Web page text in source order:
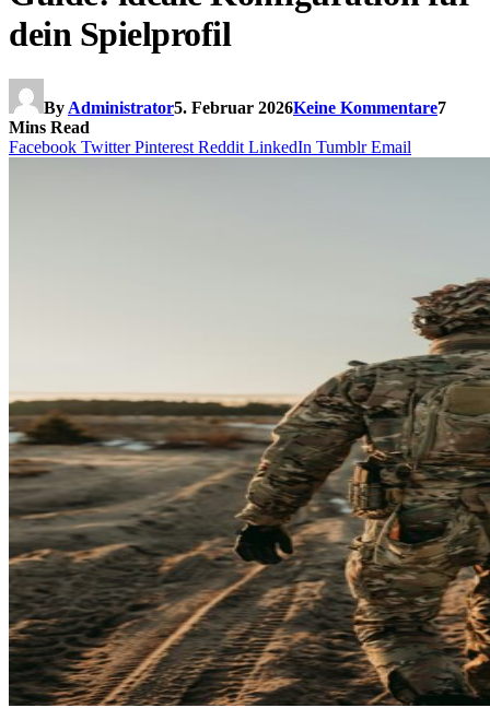
dein Spielprofil
By Administrator5. Februar 2026Keine Kommentare7
Mins Read
Facebook Twitter Pinterest Reddit LinkedIn Tumblr Email